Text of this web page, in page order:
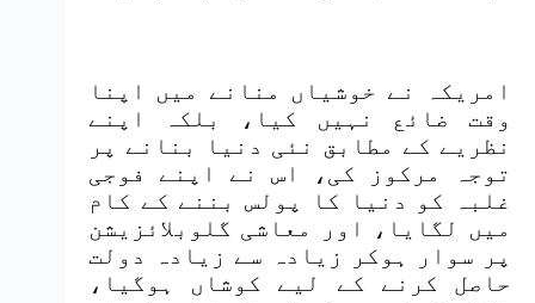
امریکہ نے خوشیاں منانے میں اپنا
وقت ضائع نہیں کیا، بلکہ اپنے
نظریے کے مطابق نئی دنیا بنانے پر
توجہ مرکوز کی، اس نے اپنے فوجی
غلبہ کو دنیا کا پولس بننے کے کام
میں لگایا، اور معاشی گلوبلائزیشن
پر سوار ہوکر زیادہ سے زیادہ دولت
حاصل کرنے کے لیے کوشاں ہوگیا،